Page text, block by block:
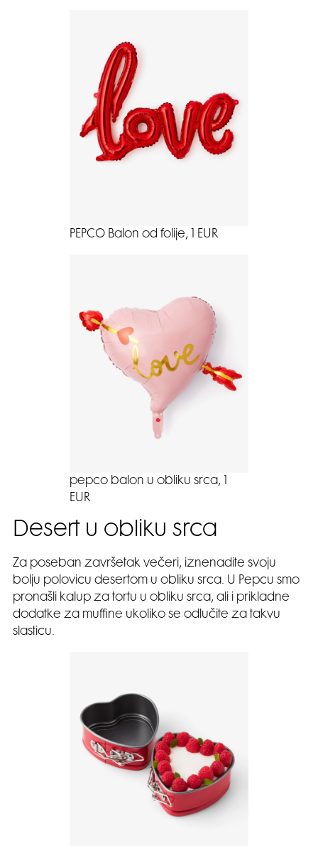
PEPCO Balon od folije, 1 EUR
pepco balon u obliku srca, 1
EUR
Desert u obliku srca
Za poseban završetak večeri, iznenadite svoju
bolju polovicu desertom u obliku srca. U Pepcu smo
pronašli kalup za tortu u obliku srca, ali i prikladne
dodatke za muffine ukoliko se odlučite za takvu
slasticu.